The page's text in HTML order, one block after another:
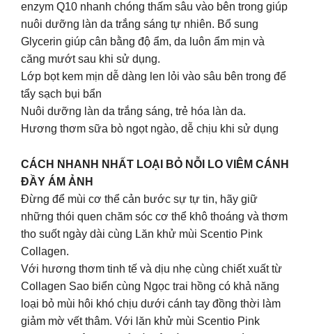
enzym Q10 nhanh chóng thấm sâu vào bên trong giúp
nuôi dưỡng làn da trắng sáng tự nhiên. Bổ sung
Glycerin giúp cân bằng độ ẩm, da luôn ẩm mịn và
căng mướt sau khi sử dụng.
Lớp bọt kem mịn dễ dàng len lỏi vào sâu bên trong để
tẩy sạch bụi bẩn
Nuôi dưỡng làn da trắng sáng, trẻ hóa làn da.
Hương thơm sữa bò ngọt ngào, dễ chịu khi sử dụng
CÁCH NHANH NHẤT LOẠI BỎ NỖI LO VIÊM CÁNH
ĐẦY ÁM ẢNH
Đừng để mùi cơ thể cản bước sự tự tin, hãy giữ
những thói quen chăm sóc cơ thể khô thoáng và thơm
tho suốt ngày dài cùng Lăn khử mùi Scentio Pink
Collagen.
Với hương thơm tinh tế và dịu nhẹ cùng chiết xuất từ
Collagen Sao biển cùng Ngọc trai hồng có khả năng
loại bỏ mùi hôi khó chịu dưới cánh tay đồng thời làm
giảm mờ vết thâm. Với lăn khử mùi Scentio Pink